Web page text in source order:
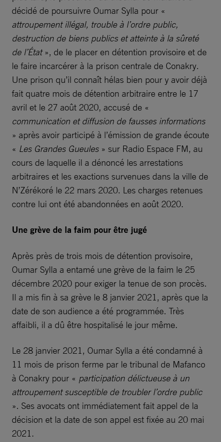
décidé de poursuivre Oumar Sylla pour «
attroupement illégal, trouble à l’ordre public,
destruction de biens publics et atteinte à la sûreté
de l’État», de le placer en détention provisoire et de
le faire incarcérer à la prison centrale de Conakry.
Une prison qu’il connaît hélas bien pour y avoir déjà
fait quatre mois de détention arbitraire entre le 17
avril et le 27 août 2020, accusé de «
communication et diffusion de fausses informations
» après avoir participé à l’émission de grande écoute
« Les Grandes Gueules» sur Radio Espace FM, au
cours de laquelle il a dénoncé les arrestations
arbitraires et les exactions survenues dans la ville de
N’Zérékoré le 22 mars 2020. Les charges retenues
contre lui ont été abandonnées en août 2020.
Une grève de la faim pour être jugé
Après près de trois mois de détention provisoire,
Oumar Sylla a entamé une grève de la faim le 25
décembre 2020 pour exiger la tenue de son procès.
Il a mis fin à sa grève le 8 janvier 2021, après que la
date de son audience a été programmée. Très
affaibli, il a dû être hospitalisé le jour même.
Le 28 janvier 2021, Oumar Sylla a été condamné à
11 mois de prison ferme par le tribunal de Mafanco
à Conakry pour « participation délictueuse à un
attroupement susceptible de troubler l’ordre public
». Ses avocats ont immédiatement fait appel de la
décision et la date de son appel est fixée au 20 mai
2021.